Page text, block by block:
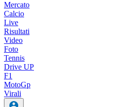
Mercato
Calcio
Live
Risultati
Video
Foto
Tennis
Drive UP
F1
MotoGp
Virali